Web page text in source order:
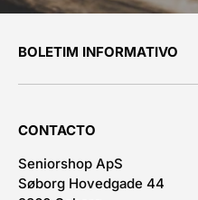
BOLETIM INFORMATIVO
CONTACTO
Seniorshop ApS
Søborg Hovedgade 44